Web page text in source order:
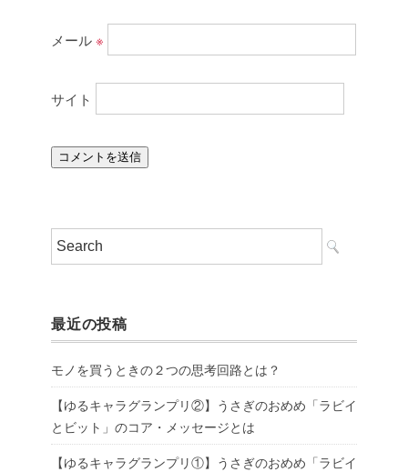
メール※
サイト
最近の投稿
モノを買うときの２つの思考回路とは？
【ゆるキャラグランプリ②】うさぎのおめめ「ラビイ
とビット」のコア・メッセージとは
【ゆるキャラグランプリ①】うさぎのおめめ「ラビイ